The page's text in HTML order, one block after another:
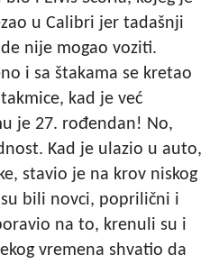
u Calibri jer tadašnji
nije mogao voziti.
i sa štakama se kretao
kad je već
je 27. rođendan! No,
Kad je ulazio u auto,
stavio je na krov niskog
bili novci, poprilični i
na to, krenuli su i
vremena shvatio da